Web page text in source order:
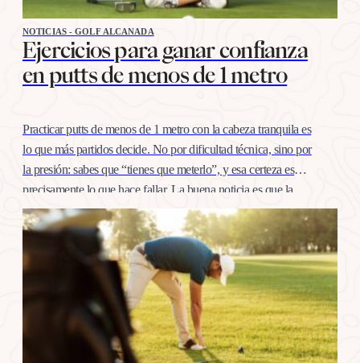
NOTICIAS - GOLF ALCANADA
Ejercicios para ganar confianza
en putts de menos de 1 metro
Practicar putts de menos de 1 metro con la cabeza tranquila es
lo que más partidos decide. No por dificultad técnica, sino por
la presión: sabes que “tienes que meterlo”, y esa certeza es
precisamente lo que hace fallar. La buena noticia es que la
confianza en esta distancia se entrena igual que cualquier
otro…